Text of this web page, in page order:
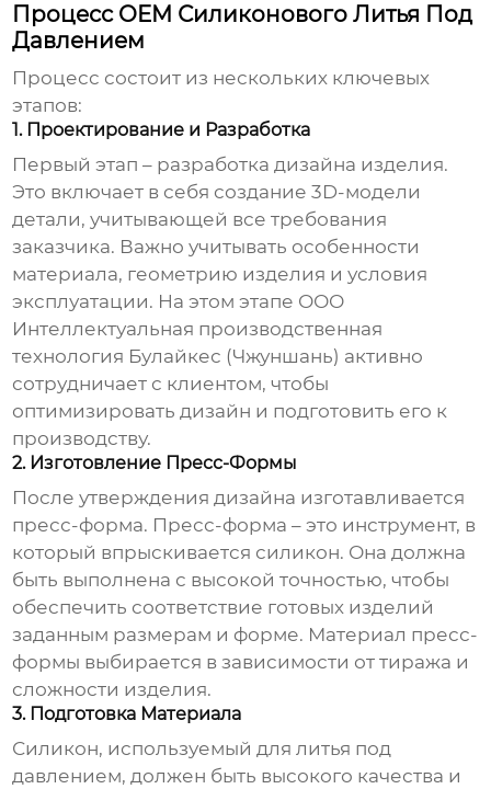
Процесс OEM Силиконового Литья Под
Давлением
Процесс состоит из нескольких ключевых
этапов:
1. Проектирование и Разработка
Первый этап – разработка дизайна изделия.
Это включает в себя создание 3D-модели
детали, учитывающей все требования
заказчика. Важно учитывать особенности
материала, геометрию изделия и условия
эксплуатации. На этом этапе ООО
Интеллектуальная производственная
технология Булайкес (Чжуншань) активно
сотрудничает с клиентом, чтобы
оптимизировать дизайн и подготовить его к
производству.
2. Изготовление Пресс-Формы
После утверждения дизайна изготавливается
пресс-форма. Пресс-форма – это инструмент, в
который впрыскивается силикон. Она должна
быть выполнена с высокой точностью, чтобы
обеспечить соответствие готовых изделий
заданным размерам и форме. Материал пресс-
формы выбирается в зависимости от тиража и
сложности изделия.
3. Подготовка Материала
Силикон, используемый для литья под
давлением, должен быть высокого качества и